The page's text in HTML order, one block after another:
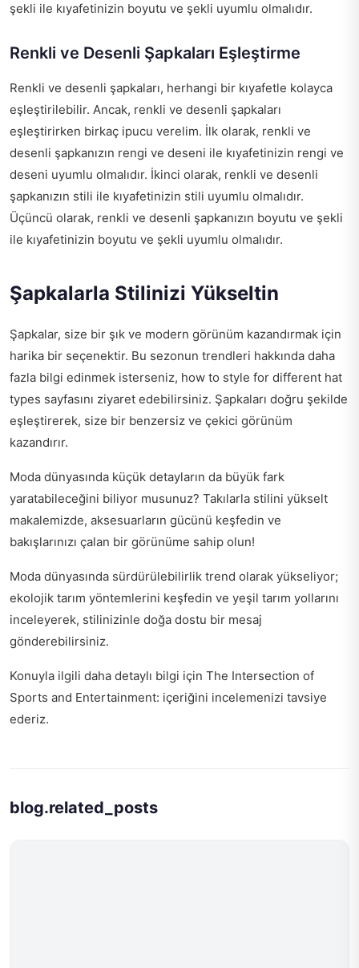
şekli ile kıyafetinizin boyutu ve şekli uyumlu olmalıdır.
Renkli ve Desenli Şapkaları Eşleştirme
Renkli ve desenli şapkaları, herhangi bir kıyafetle kolayca
eşleştirilebilir. Ancak, renkli ve desenli şapkaları
eşleştirirken birkaç ipucu verelim. İlk olarak, renkli ve
desenli şapkanızın rengi ve deseni ile kıyafetinizin rengi ve
deseni uyumlu olmalıdır. İkinci olarak, renkli ve desenli
şapkanızın stili ile kıyafetinizin stili uyumlu olmalıdır.
Üçüncü olarak, renkli ve desenli şapkanızın boyutu ve şekli
ile kıyafetinizin boyutu ve şekli uyumlu olmalıdır.
Şapkalarla Stilinizi Yükseltin
Şapkalar, size bir şık ve modern görünüm kazandırmak için
harika bir seçenektir. Bu sezonun trendleri hakkında daha
fazla bilgi edinmek isterseniz, how to style for different hat
types sayfasını ziyaret edebilirsiniz. Şapkaları doğru şekilde
eşleştirerek, size bir benzersiz ve çekici görünüm
kazandırır.
Moda dünyasında küçük detayların da büyük fark
yaratabileceğini biliyor musunuz? Takılarla stilini yükselt
makalemizde, aksesuarların gücünü keşfedin ve
bakışlarınızı çalan bir görünüme sahip olun!
Moda dünyasında sürdürülebilirlik trend olarak yükseliyor;
ekolojik tarım yöntemlerini keşfedin ve yeşil tarım yollarını
inceleyerek, stilinizinle doğa dostu bir mesaj
gönderebilirsiniz.
Konuyla ilgili daha detaylı bilgi için The Intersection of
Sports and Entertainment: içeriğini incelemenizi tavsiye
ederiz.
blog.related_posts